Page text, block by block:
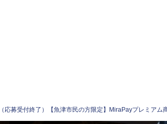
（応募受付終了）【魚津市民の方限定】MiraPayプレミア